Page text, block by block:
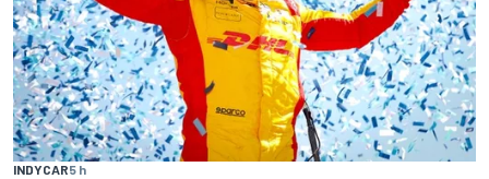
INDYCAR5 h